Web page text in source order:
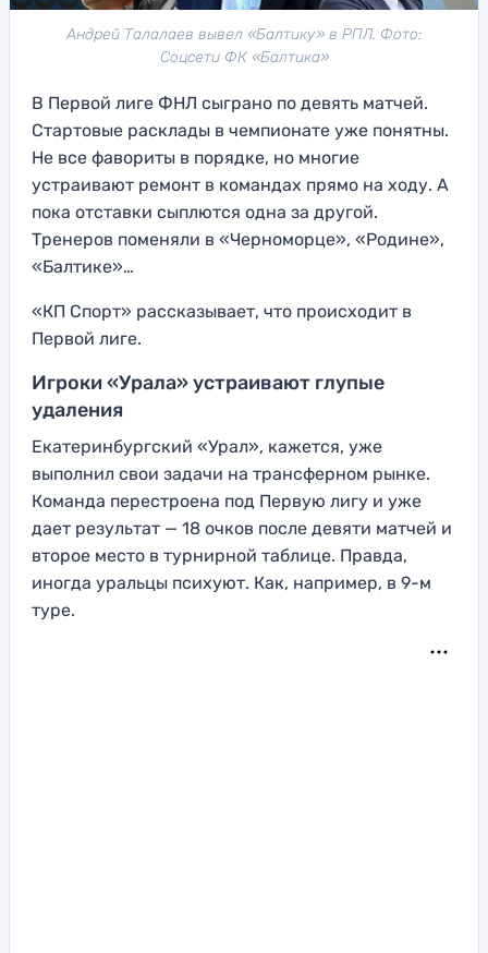
Андрей Талалаев вывел «Балтику» в РПЛ. Фото:
Соцсети ФК «Балтика»
В Первой лиге ФНЛ сыграно по девять матчей.
Стартовые расклады в чемпионате уже понятны.
Не все фавориты в порядке, но многие
устраивают ремонт в командах прямо на ходу. А
пока отставки сыплются одна за другой.
Тренеров поменяли в «Черноморце», «Родине»,
«Балтике»…
«КП Спорт» рассказывает, что происходит в
Первой лиге.
Игроки «Урала» устраивают глупые
удаления
Екатеринбургский «Урал», кажется, уже
выполнил свои задачи на трансферном рынке.
Команда перестроена под Первую лигу и уже
дает результат — 18 очков после девяти матчей и
второе место в турнирной таблице. Правда,
иногда уральцы психуют. Как, например, в 9-м
туре.